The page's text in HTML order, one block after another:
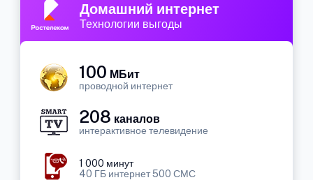
Домашний интернет
Технологии выгоды
100 МБит
проводной интернет
208 каналов
интерактивное телевидение
1 000 минут
40 ГБ интернет 500 СМС